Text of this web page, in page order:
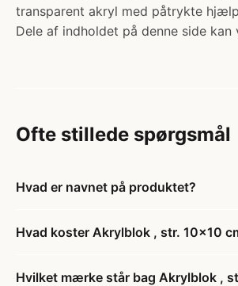
transparent akryl med påtrykte
Dele af indholdet på denne side
Ofte stillede spørgsmål
Hvad er navnet på produktet?
Hvad koster Akrylblok , str. 10x10
Hvilket mærke står bag Akrylblok ,